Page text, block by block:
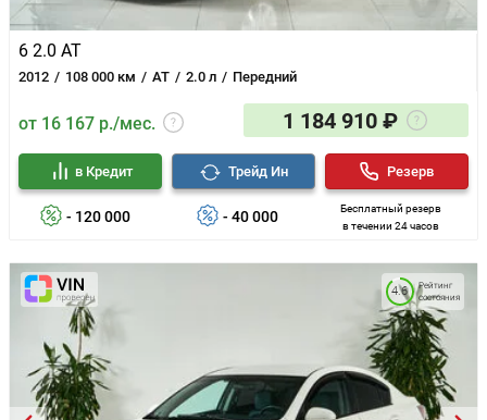
6 2.0 AT
2012 108 000 км AT 2.0 л Передний
от 16 167 р./мес. 1 184 910 ₽
- 120 000
в Кредит
- 40 000
Трейд Ин
Бесплатный резерв
в течении 24 часов
Резерв
Рейтинг
состояния
4.6